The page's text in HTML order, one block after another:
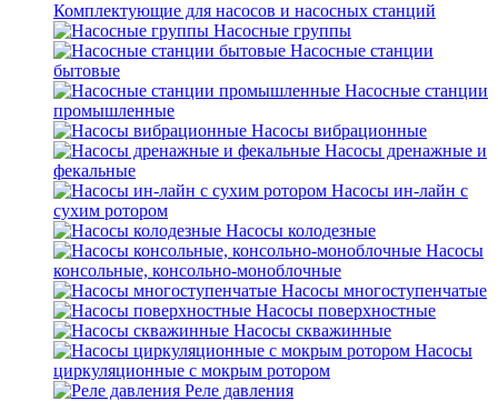
Комплектующие для насосов и насосных станций
Насосные группы
Насосные станции
бытовые
Насосные станции
промышленные
Насосы вибрационные
Насосы дренажные и
фекальные
Насосы ин-лайн с
сухим ротором
Насосы колодезные
Насосы
консольные, консольно-моноблочные
Насосы многоступенчатые
Насосы поверхностные
Насосы скважинные
Насосы
циркуляционные с мокрым ротором
Реле давления